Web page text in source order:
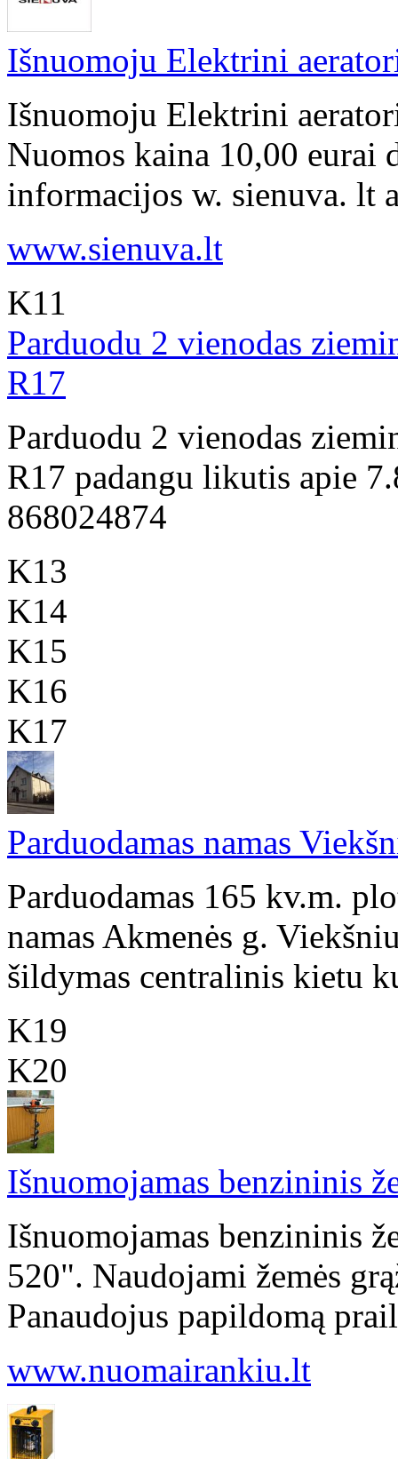
Išnuomoju Elektrini
Išnuomoju Elektrini
Nuomos kaina 10,00 eurai
informacijos w. sienuva. lt
www.sienuva.lt
K11
Parduodu 2 vienodas
R17
Parduodu 2 vienodas
R17 padangu likutis apie
868024874
K13
K14
K15
K16
K17
Parduodamas namas
Parduodamas 165 kv.m.
namas Akmenės g.
šildymas centralinis kietu
K19
K20
Išnuomojamas benzininis
Išnuomojamas benzininis
520". Naudojami žemės
Panaudojus papildomą
www.nuomairankiu.lt